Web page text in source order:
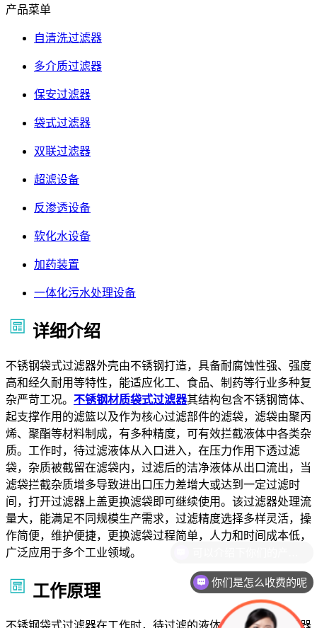
产品菜单
自清洗过滤器
多介质过滤器
保安过滤器
袋式过滤器
双联过滤器
超滤设备
反渗透设备
软化水设备
加药装置
一体化污水处理设备
详细介绍
不锈钢袋式过滤器外壳由不锈钢打造，具备耐腐蚀性强、强度
高和经久耐用等特性，能适应化工、食品、制药等行业多种复
杂严苛工况。 不锈钢材质袋式过滤器其结构包含不锈钢筒体、
起支撑作用的滤篮以及作为核心过滤部件的滤袋，滤袋由聚丙
烯、聚酯等材料制成，有多种精度，可有效拦截液体中各类杂
质。工作时，待过滤液体从入口进入，在压力作用下透过滤
袋，杂质被截留在滤袋内，过滤后的洁净液体从出口流出，当
滤袋拦截杂质增多导致进出口压力差增大或达到一定过滤时
间，打开过滤器上盖更换滤袋即可继续使用。该过滤器处理流
量大，能满足不同规模生产需求，过滤精度选择多样灵活，操
作简便，维护便捷，更换滤袋过程简单，人力和时间成本低，
广泛应用于多个工业领域。
工作原理
不锈钢袋式过滤器在工作时，待过滤的液体从入口进入过滤器
你们是怎么收费的呢